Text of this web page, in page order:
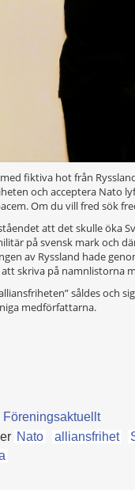
fiktiva hot från
och acceptera Nato
Om du vill fred sök
att det skulle öka
på svensk mark och
av Ryssland hade
skriva på namnlistorna
såldes och
medförfattarna.
Föreningsaktuellt
Nato alliansfrihet